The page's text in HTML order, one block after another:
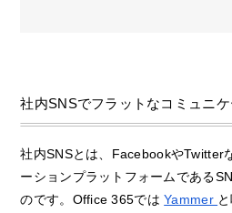
社内SNSでフラットなコミュニ
社内SNSとは、FacebookやTwitter
ーションプラットフォームである
のです。Office 365ではYammer